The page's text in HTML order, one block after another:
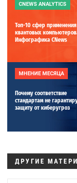
CNEWS ANALYTICS
Топ-10 сфер применения
квантовых
Инфографика CNews
МНЕНИЕ МЕСЯЦА
Почему соответствие
стандартам не
защиту от киберугроз
ДРУГИЕ